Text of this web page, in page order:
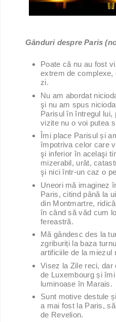
Gânduri despre Paris
Poate că nu au fost
extrem de complexe,
zi.
Nu am abordat
şi nu am spus
Parisul în întregul lui,
vizite nu o voi putea
Îmi place Parisul și
împotriva celor care
şi inferior în acelaşi
mizerabil, urât,
şi nici într-un caz o
Uneori mă imaginez
Paris, citind până la
din Montmartre,
în când să văd cum
fereastră.
Mă gândesc des la
zgriburiți la baza
artificiile de la miezul
Visez la Zile reci,
de Luxembourg și
luminoase în Marais.
Sunt motive destule
a mai fost la Paris,
de Revelion.